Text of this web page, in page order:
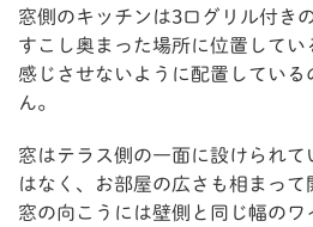
窓側のキッチンは3口グリル付き
すこし奥まった場所に位置してい
感じさせないように配置してい
ん。
窓はテラス側の一面に設けられ
はなく、お部屋の広さも相まって
窓の向こうには壁側と同じ幅のワ